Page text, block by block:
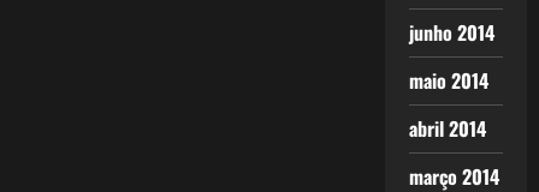
junho 2014
maio 2014
abril 2014
março 2014